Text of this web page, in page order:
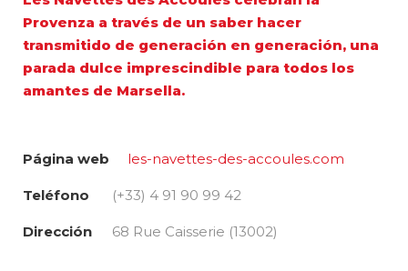
Provenza a través de un saber hacer
transmitido de generación en generación, una
parada dulce imprescindible para todos los
amantes de Marsella.
Página web les-navettes-des-accoules.com
Teléfono (+33) 4 91 90 99 42
Dirección 68 Rue Caisserie (13002)